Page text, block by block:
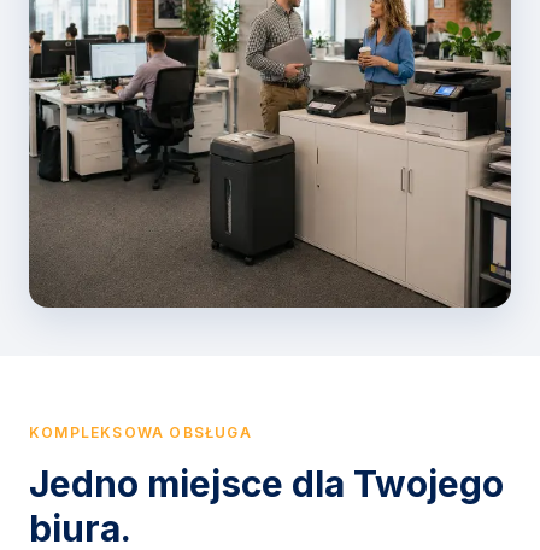
KOMPLEKSOWA OBSŁUGA
Jedno miejsce dla Twojego
biura.